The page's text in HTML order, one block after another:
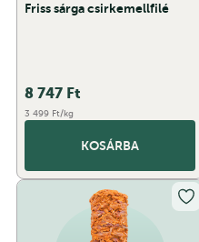
Friss sárga csirkemellfilé
8 747 Ft
3 499 Ft/kg
KOSÁRBA